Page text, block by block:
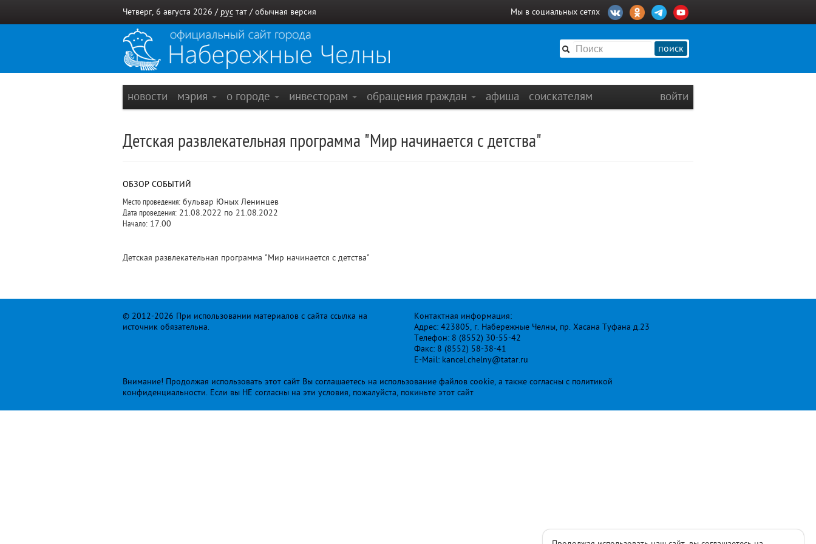
Четверг, 6 августа 2026 / рус тат / обычная версия Мы в социальных сетях
поиск
новости мэрия о городе инвесторам обращения граждан афиша соискателям войти
Детская развлекательная программа "Мир начинается с детства"
ОБЗОР СОБЫТИЙ
Место проведения: бульвар Юных Ленинцев
Дата проведения: 21.08.2022 по 21.08.2022
Начало: 17.00
Детская развлекательная программа "Мир начинается с детства"
© 2012-2026 При использовании материалов с сайта ссылка на
источник обязательна.
Контактная информация:
Адрес: 423805, г. Набережные Челны, пр. Хасана Туфана д.23
Телефон: 8 (8552) 30-55-42
Факс: 8 (8552) 58-38-41
E-Mail: kancel.chelny@tatar.ru
Внимание! Продолжая использовать этот сайт Вы соглашаетесь на использование файлов cookie, а также согласны с политикой
конфиденциальности. Если вы НЕ согласны на эти условия, пожалуйста, покиньте этот сайт